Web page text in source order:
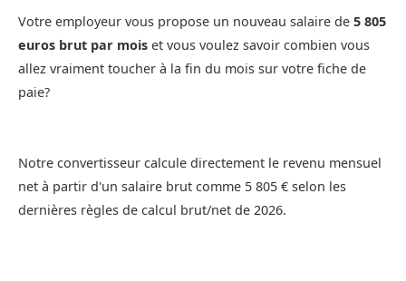
Votre employeur vous propose un nouveau salaire de 5 805
euros brut par mois et vous voulez savoir combien vous
allez vraiment toucher à la fin du mois sur votre fiche de
paie?
Notre convertisseur calcule directement le revenu mensuel
net à partir d'un salaire brut comme 5 805 € selon les
dernières règles de calcul brut/net de 2026.